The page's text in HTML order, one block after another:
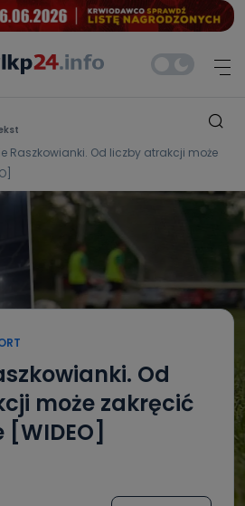
Raszkowianki. Od liczby atrakcji może
Od
może zakręcić
[WIDEO]